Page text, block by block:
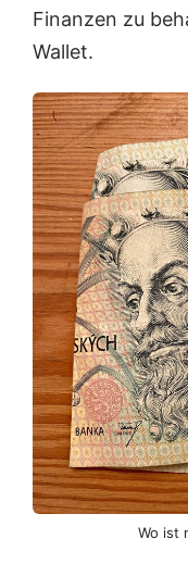
Finanzen zu
Wallet.
Wo ist